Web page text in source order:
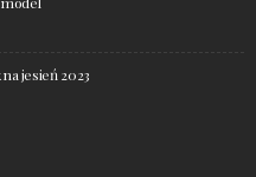
jesień 2023